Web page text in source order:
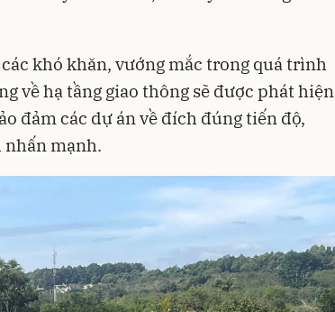
các khó khăn, vướng mắc trong quá trình
về hạ tầng giao thông sẽ được phát hiện
đảm các dự án về đích đúng tiến độ,
nhấn mạnh.